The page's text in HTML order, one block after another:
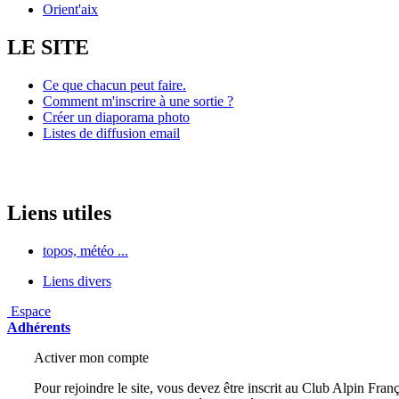
Orient'aix
LE SITE
Ce que chacun peut faire.
Comment m'inscrire à une sortie ?
Créer un diaporama photo
Listes de diffusion email
Liens utiles
topos, météo ...
Liens divers
Espace
Adhérents
Activer mon compte
Pour rejoindre le site, vous devez être inscrit au Club Alpin